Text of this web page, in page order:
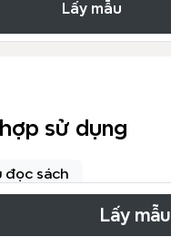
Lấy mẫu
sử dụng
đọc sách
Lấy mẫu